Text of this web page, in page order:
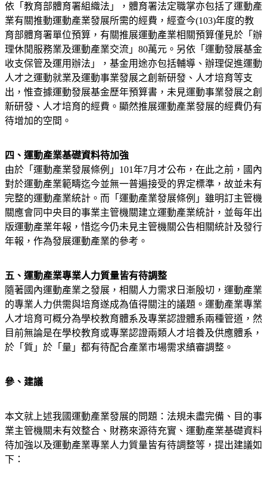
依「教育部體育署組織法」，體育署法定職掌亦包括了運動產
業有關推動運動產業發展所需的經費，經查今(103)年度的教
育部體育署單位預算，有關推展運動產業相關預算僅見於「辦
理休閒服務業及運動產業交流」80萬元。另依「運動發展基金
收支保管及運用辦法」，基金用途亦包括輔導、辦理促進運動
人才之運動就業及運動事業發展之創新研發、人才培育等支
出，惟查據運動發展基金歷年預算書，未見運動事業發展之創
新研發、人才培育的經費。顯然推展運動產業發展的經費仍有
待增加的空間。
四、運動產業基礎資料待加強
由於「運動產業發展條例」101年7月才公布，在此之前，國內
對於運動產業範疇迄今並無一普遍接受的界定標準，故並未有
完整的運動產業統計。而「運動產業發展條例」雖明訂主管機
關應會同中央目的事業主管機關建立運動產業統計，並每年出
版運動產業年報，惜迄今仍未見主管機關公告相關統計及發行
年報，作為發展運動產業的參考。
五、運動產業專業人力質量皆有待調整
隨著國內運動產業之發展，相關人力需求日漸殷切，運動產業
的專業人力供需與培育遂成為值得關注的議題。運動產業專業
人才培育可概分為學校教育體系及專業認證體系兩種管道，然
目前無論是在學校教育或專業認證兩類人才培養及供應體系，
於「質」於「量」都有待配合產業市場需求縝審調整。
參、建議
本文就上述我國運動產業發展的問題：法規未盡完備、目的事
業主管機關未有效整合、財務來源待充實、運動產業基礎資料
待加強以及運動產業專業人力質量皆有待調整等，提出建議如
下：